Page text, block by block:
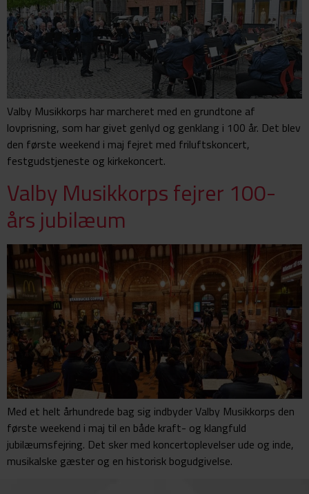
Valby Musikkorps har marcheret med en grundtone af
lovprisning, som har givet genlyd og genklang i 100 år. Det blev
den første weekend i maj fejret med friluftskoncert,
festgudstjeneste og kirkekoncert.
Valby Musikkorps fejrer 100-
års jubilæum
Med et helt århundrede bag sig indbyder Valby Musikkorps den
første weekend i maj til en både kraft- og klangfuld
jubilæumsfejring. Det sker med koncertoplevelser ude og inde,
musikalske gæster og en historisk bogudgivelse.